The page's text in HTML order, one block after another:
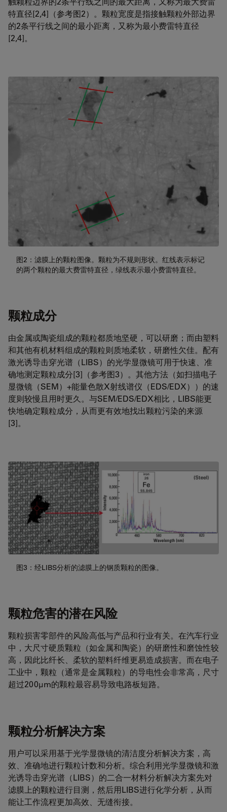
特直径[2,4]（参考图2）。颗粒宽度是指接触颗粒外部边界
的2条平行线之间的最小距离，又称为最小费雷特直径
[2,4]。
图2：滤膜上的颗粒图像。颗粒为不规则形状。红线表示标记
的两个颗粒的最大费雷特直径，绿线表示最小费雷特直径。
颗粒成分
由金属或陶瓷组成的颗粒都质地坚硬，可以研磨；而由塑料
和其他有机材料组成的颗粒则质地柔软，研磨性欠佳。配有
激光诱导击穿光谱（LIBS）的光学显微镜可用于快速、准
确地测定颗粒成分[3]（参考图3）。其他方法（如扫描电子
显微镜（SEM）+能量色散X射线谱仪（EDS/EDX））的速
度则较慢且用时更久。与SEM/EDS/EDX相比，LIBS能更
快地确定颗粒成分，从而更有效地找出颗粒污染的来源
[3]。
图3：经LIBS分析的滤膜上的钢质颗粒的图像。
颗粒危害的潜在风险
颗粒损害零部件的风险高低与产品和行业有关。在汽车行业
中，大尺寸硬质颗粒（如金属和陶瓷）的研磨性和磨蚀性较
高，因此比纤长、柔软的塑料纤维更易造成损害。而在电子
工业中，颗粒（通常是金属颗粒）的导电性会非常高，尺寸
超过200μm的颗粒最容易导致电路板短路。
颗粒分析解决方案
用户可以采用基于光学显微镜的清洁度分析解决方案，高
效、准确地进行颗粒计数和分析。综合利用光学显微镜和激
光诱导击穿光谱（LIBS）的二合一材料分析解决方案先对
滤膜上的颗粒进行目测，然后用LIBS进行化学分析，从而
能让工作流程更加高效、无缝衔接。